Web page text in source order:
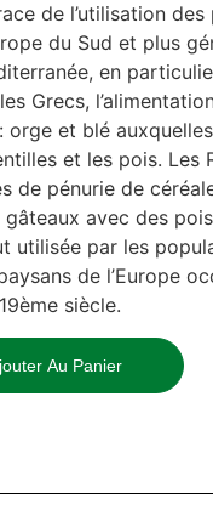
de l’utilisation des
du Sud et plus
en
Grecs,
orge et blé
et les pois. Les
de pénurie de
avec des
utilisée par les
de l’Europe
siècle.
Au Panier